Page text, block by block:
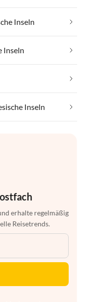
Inseln
Inseln
Inseln
erhalte regelmäßig
Reisetrends.